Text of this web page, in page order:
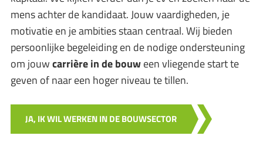
mens achter de kandidaat. Jouw vaardigheden, je
motivatie en je ambities staan centraal. Wij bieden
persoonlijke begeleiding en de nodige ondersteuning
om jouwcarrière in de bouween vliegende start te
geven of naar een hoger niveau te tillen.
JA, IK WIL WERKEN IN DE BOUWSECTOR